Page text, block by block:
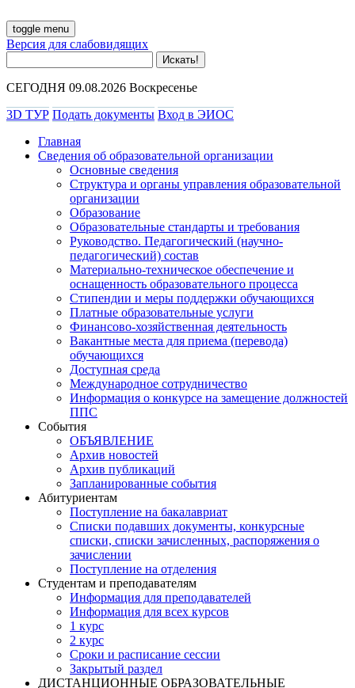
toggle menu
Версия для слабовидящих
СЕГОДНЯ 09.08.2026 Воскресенье
3D ТУР Подать документы Вход в ЭИОС
Главная
Сведения об образовательной организации
Основные сведения
Структура и органы управления образовательной
организации
Образование
Образовательные стандарты и требования
Руководство. Педагогический (научно-
педагогический) состав
Материально-техническое обеспечение и
оснащенность образовательного процесса
Стипендии и меры поддержки обучающихся
Платные образовательные услуги
Финансово-хозяйственная деятельность
Вакантные места для приема (перевода)
обучающихся
Доступная среда
Международное сотрудничество
Информация о конкурсе на замещение должностей
ППС
События
ОБЪЯВЛЕНИЕ
Архив новостей
Архив публикаций
Запланированные события
Абитуриентам
Поступление на бакалавриат
Списки подавших документы, конкурсные
списки, списки зачисленных, распоряжения о
зачислении
Поступление на отделения
Студентам и преподавателям
Информация для преподавателей
Информация для всех курсов
1 курс
2 курс
Сроки и расписание сессии
Закрытый раздел
ДИСТАНЦИОННЫЕ ОБРАЗОВАТЕЛЬНЫЕ